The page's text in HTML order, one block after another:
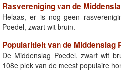
Rasvereniging van de
Helaas, er is nog geen
Poedel, zwart wit bruin.
Popularitieit van de Middenslag
De Middenslag Poedel, zwart wit
108e plek van de meest populaire